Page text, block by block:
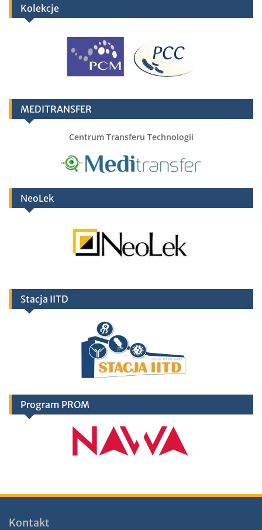
Kolekcje
MEDITRANSFER
Centrum Transferu Technologii
NeoLek
Stacja IITD
Program PROM
Kontakt